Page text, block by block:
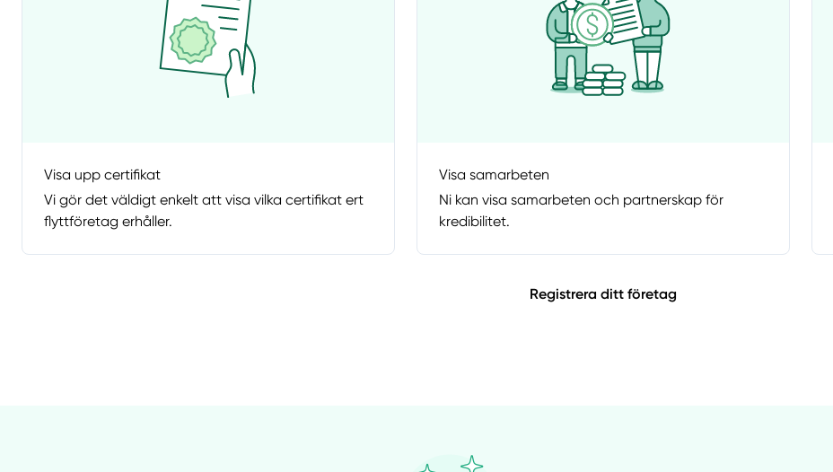
Visa upp certifikat
Vi gör det väldigt enkelt att visa vilka certifikat ert
flyttföretag erhåller.
Visa samarbeten
Ni kan visa samarbeten och partnerskap för
kredibilitet.
Registrera ditt företag